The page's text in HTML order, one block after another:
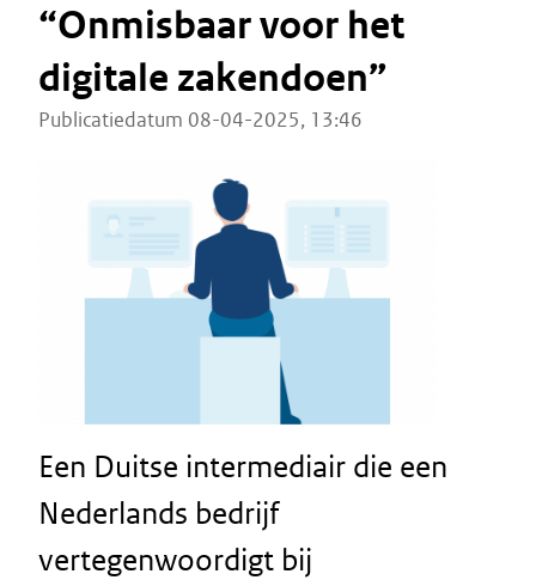
“Onmisbaar voor het
digitale zakendoen”
Publicatiedatum 08-04-2025, 13:46
Een Duitse intermediair die een
Nederlands bedrijf
vertegenwoordigt bij